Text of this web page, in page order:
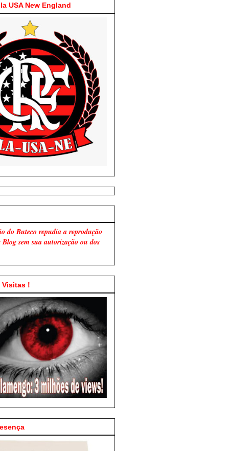
USA New England
do Buteco repudia a reprodução
Blog sem sua autorização ou dos
Visitas !